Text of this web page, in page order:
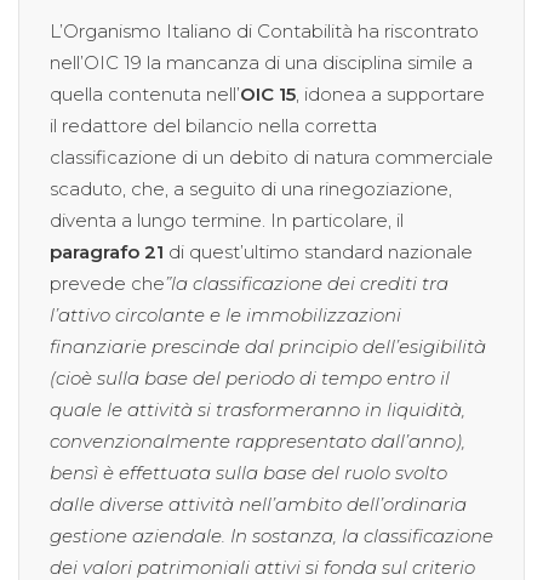
L’Organismo Italiano di Contabilità ha riscontrato
nell’OIC 19 la mancanza di una disciplina simile a
quella contenuta nell’OIC 15 , idonea a supportare
il redattore del bilancio nella corretta
classificazione di un debito di natura commerciale
scaduto, che, a seguito di una rinegoziazione,
diventa a lungo termine. In particolare, il
paragrafo 21 di quest’ultimo standard nazionale
prevede che”la classificazione dei crediti tra
l’attivo circolante e le immobilizzazioni
finanziarie prescinde dal principio dell’esigibilità
(cioè sulla base del periodo di tempo entro il
quale le attività si trasformeranno in liquidità,
convenzionalmente rappresentato dall’anno),
bensì è effettuata sulla base del ruolo svolto
dalle diverse attività nell’ambito dell’ordinaria
gestione aziendale. In sostanza, la classificazione
dei valori patrimoniali attivi si fonda sul criterio